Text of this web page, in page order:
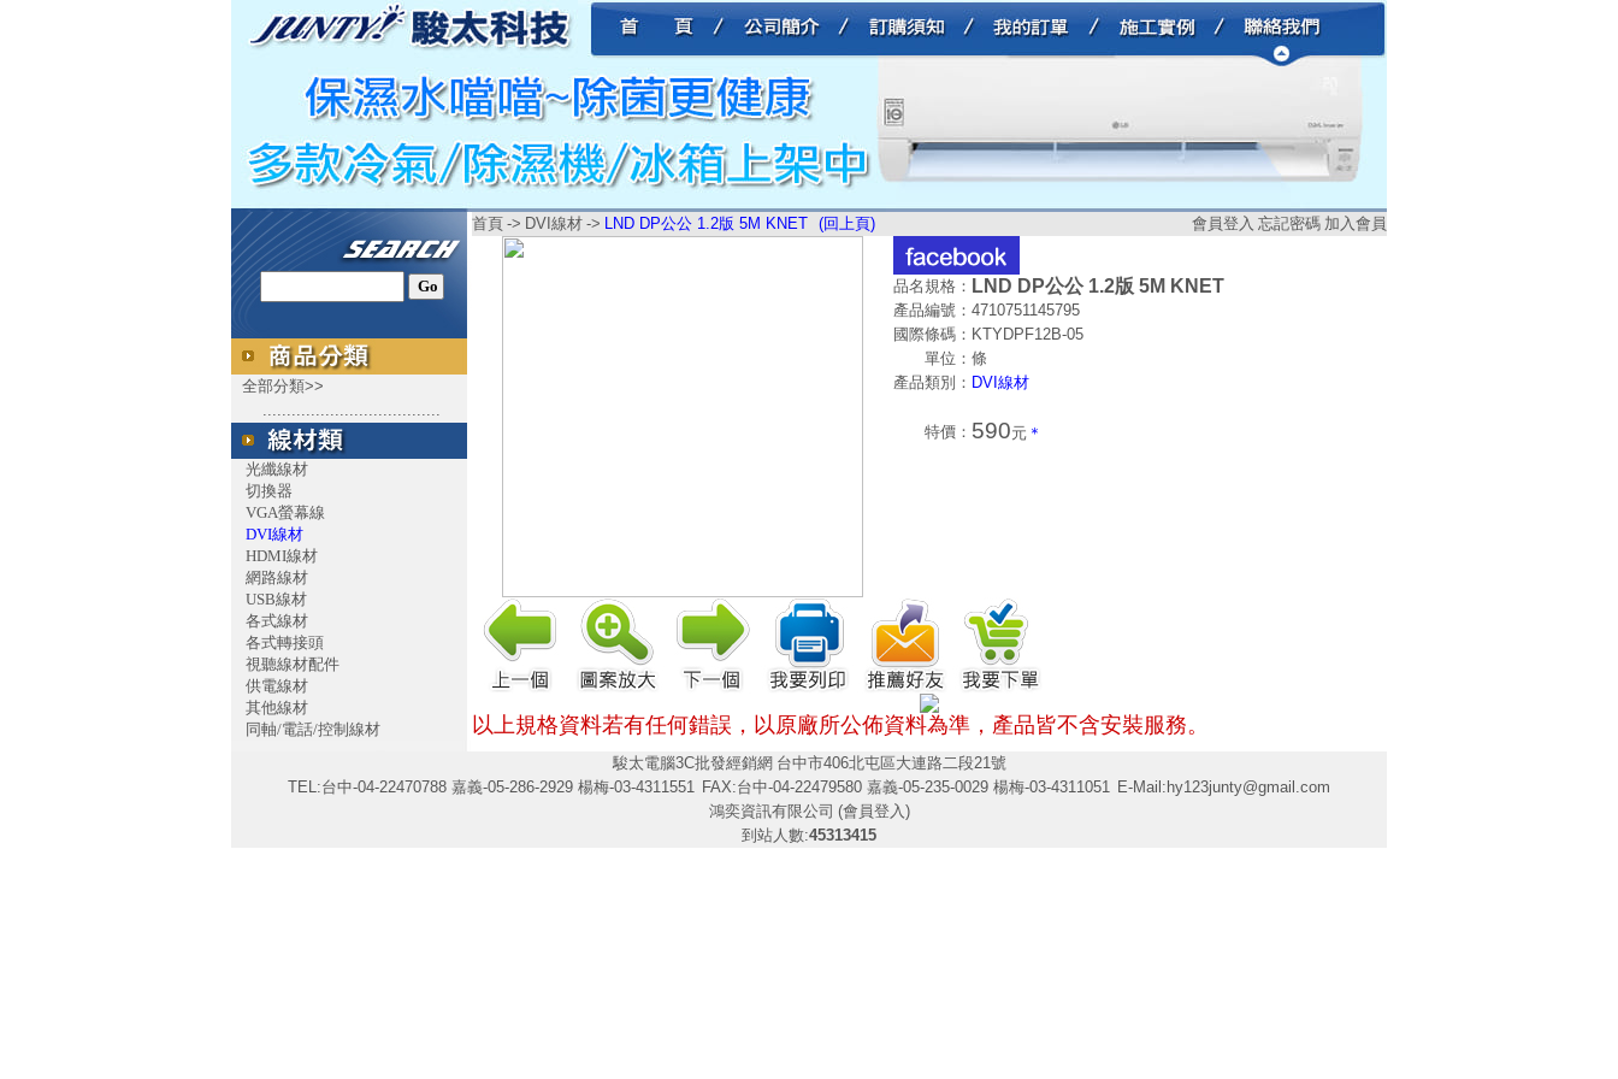
全部分類>>
.....................................
光纖線材
切換器
VGA螢幕線
DVI線材
HDMI線材
網路線材
USB線材
各式線材
各式轉接頭
視聽線材配件
供電線材
其他線材
同軸/電話/控制線材
首頁 -> DVI線材 -> LND DP公公 1.2版 5M KNET (回上頁) 會員登入 忘記密碼 加入會員
品名規格： LND DP公公 1.2版 5M KNET
產品編號： 4710751145795
國際條碼： KTYDPF12B-05
單位： 條
產品類別： DVI線材
特價： 590元 ＊
以上規格資料若有任何錯誤，以原廠所公佈資料為準， 產品皆不含安裝服務。
駿太電腦3C批發經銷網 台中市406北屯區大連路二段21號
TEL:台中-04-22470788 嘉義-05-286-2929 楊梅-03-4311551 FAX:台中-04-22479580 嘉義-05-235-0029 楊梅-03-4311051 E-Mail: hy123junty@gmail.com
鴻奕資訊有限公司 (會員登入)
到站人數:45313415